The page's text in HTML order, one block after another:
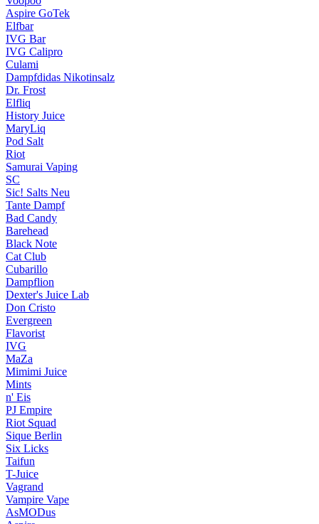
Aspire GoTek
Elfbar
IVG Bar
IVG Calipro
Culami
Dampfdidas Nikotinsalz
Dr. Frost
Elfliq
History Juice
MaryLiq
Pod Salt
Riot
Samurai Vaping
SC
Sic! Salts Neu
Tante Dampf
Bad Candy
Barehead
Black Note
Cat Club
Cubarillo
Dampflion
Dexter's Juice Lab
Don Cristo
Evergreen
Flavorist
IVG
MaZa
Mimimi Juice
Mints
n' Eis
PJ Empire
Riot Squad
Sique Berlin
Six Licks
Taifun
T-Juice
Vagrand
Vampire Vape
AsMODus